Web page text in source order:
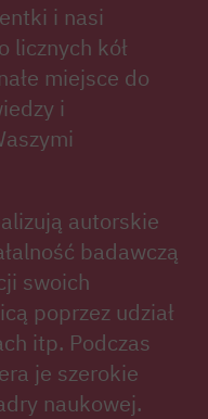
i nasi
licznych kół
miejsce do
i
autorskie
badawczą
swoich
poprzez udział
itp. Podczas
je szerokie
naukowej.